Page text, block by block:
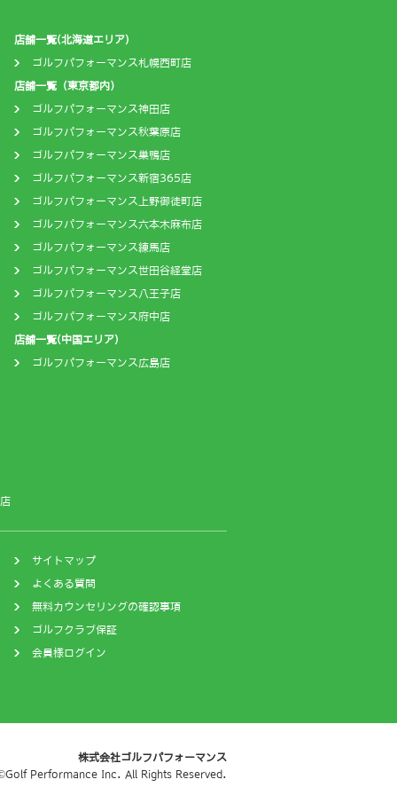
店舗一覧(北海道エリア)
ゴルフパフォーマンス札幌西町店
店舗一覧（東京都内）
ゴルフパフォーマンス神田店
ゴルフパフォーマンス秋葉原店
ゴルフパフォーマンス巣鴨店
ゴルフパフォーマンス新宿365店
ゴルフパフォーマンス上野御徒町店
ゴルフパフォーマンス六本木麻布店
ゴルフパフォーマンス練馬店
ゴルフパフォーマンス世田谷経堂店
ゴルフパフォーマンス八王子店
ゴルフパフォーマンス府中店
店舗一覧(中国エリア)
ゴルフパフォーマンス広島店
サイトマップ
よくある質問
無料カウンセリングの確認事項
ゴルフクラブ保証
会員様ログイン
株式会社ゴルフパフォーマンス
Performance Inc. All Rights Reserved.